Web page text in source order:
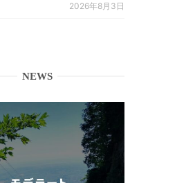
2026年8月3日
NEWS